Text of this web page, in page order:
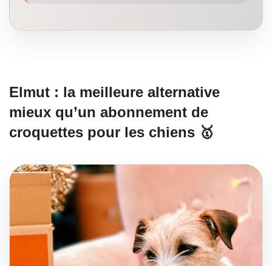
Elmut : la meilleure alternative
mieux qu’un abonnement de
croquettes pour les chiens 🥇